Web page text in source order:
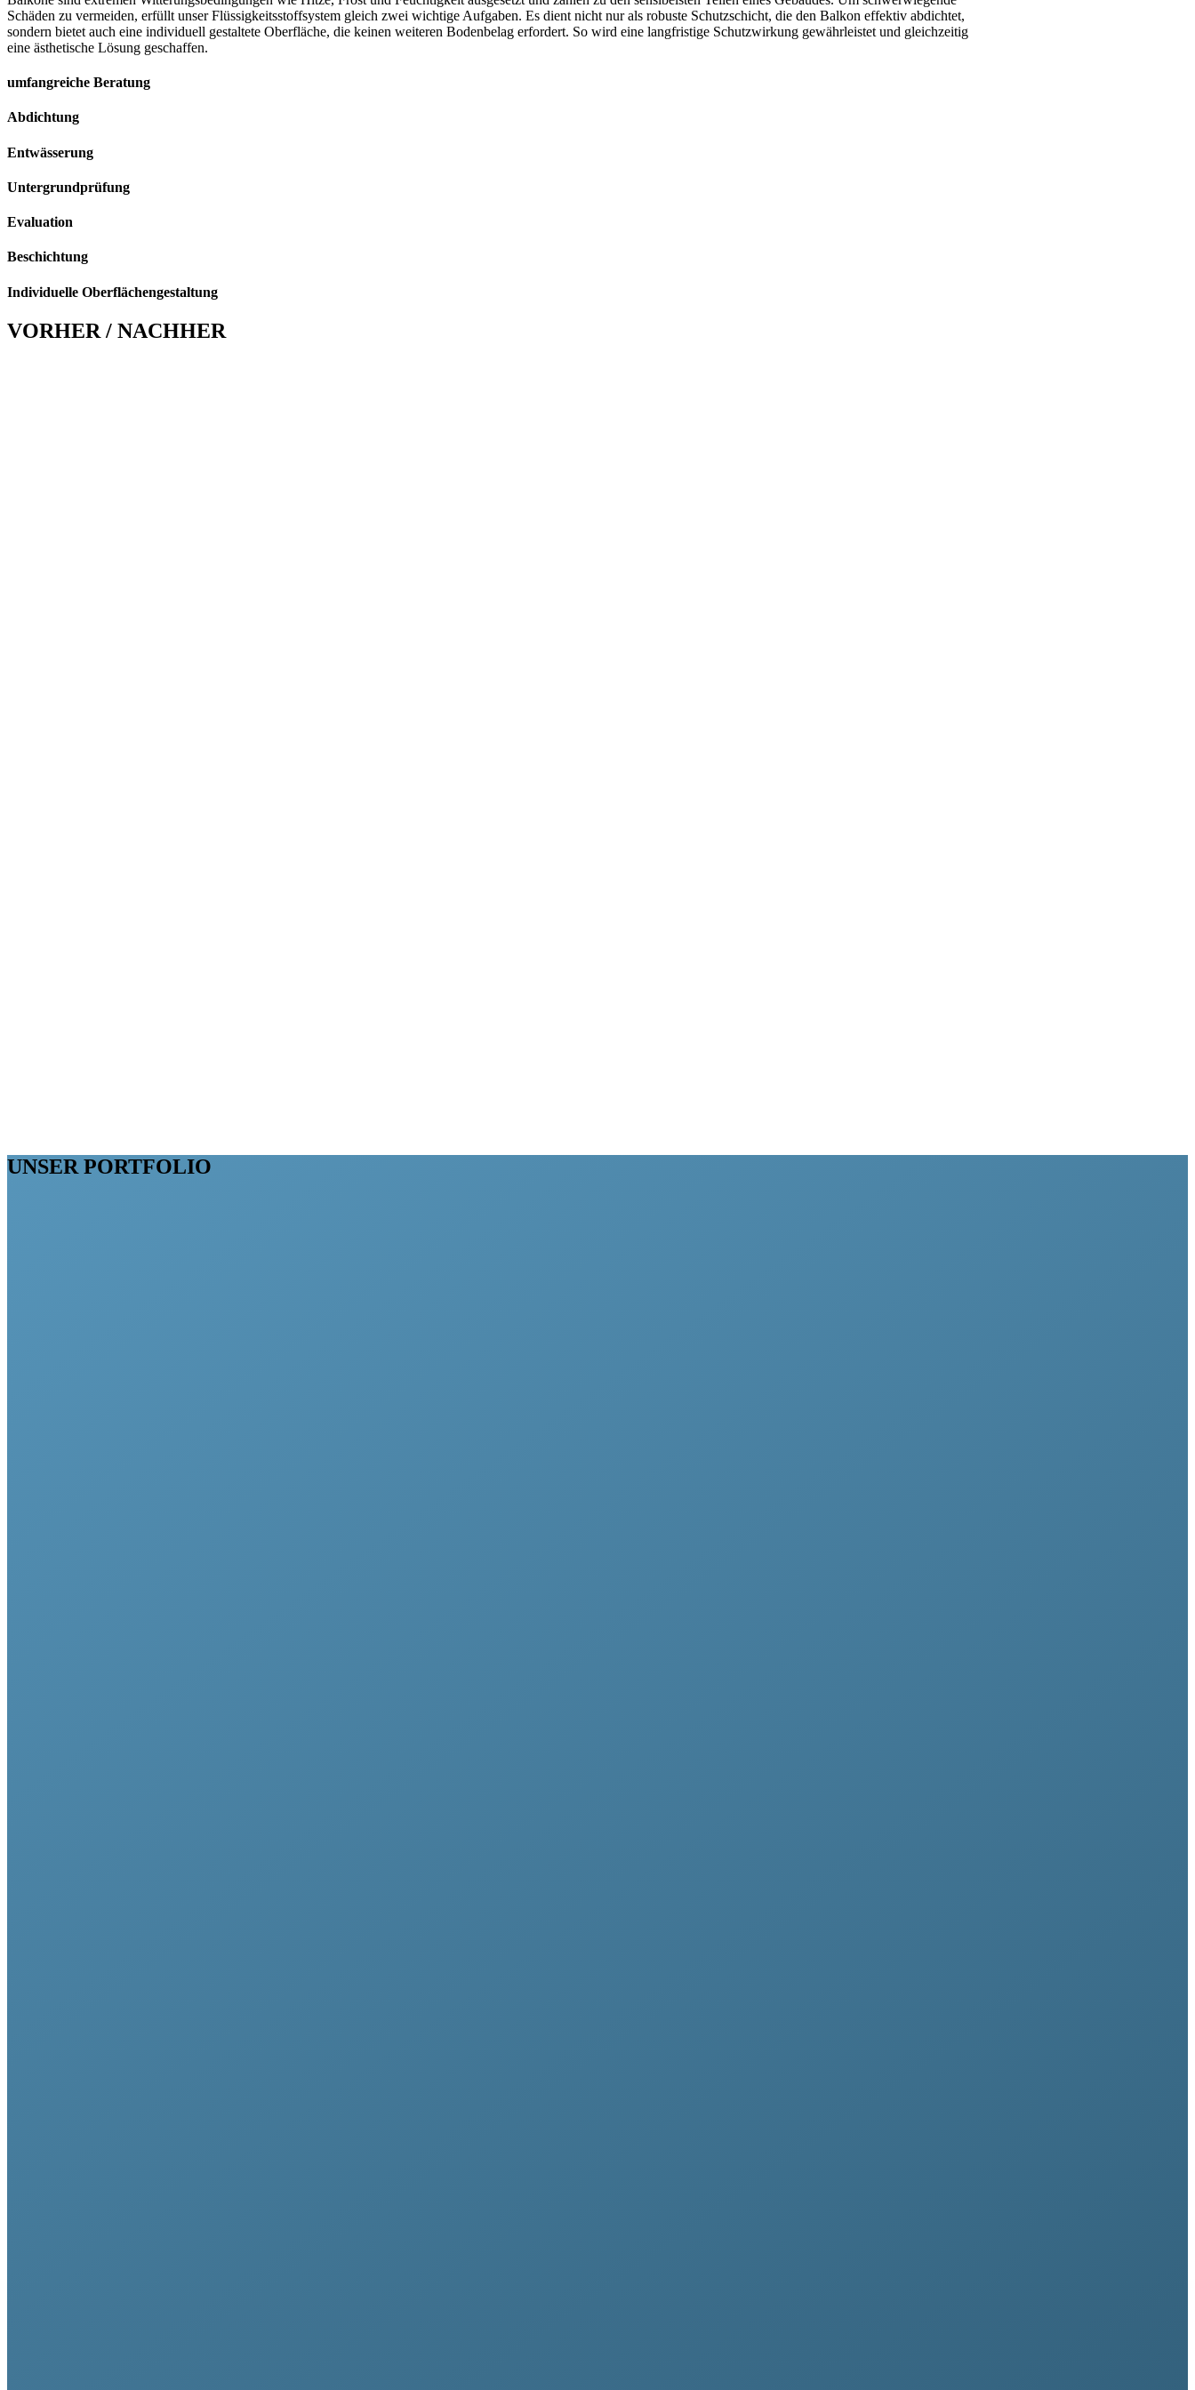
Schäden zu vermeiden, erfüllt unser Flüssigkeitsstoffsystem gleich zwei wichtige Aufgaben. Es dient nicht nur als robuste Schutzschicht, die den Balkon effektiv abdichtet,
sondern bietet auch eine individuell gestaltete Oberfläche, die keinen weiteren Bodenbelag erfordert. So wird eine langfristige Schutzwirkung gewährleistet und gleichzeitig
eine ästhetische Lösung geschaffen.
umfangreiche Beratung
Abdichtung
Entwässerung
Untergrundprüfung
Evaluation
Beschichtung
Individuelle Oberflächengestaltung
VORHER / NACHHER
UNSER PORTFOLIO